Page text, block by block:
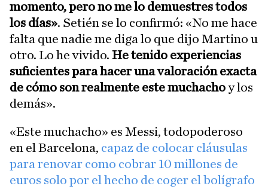
momento, pero no me lo demuestres todos
los días». Setién se lo confirmó: «No me hace
falta que nadie me diga lo que dijo Martino u
otro. Lo he vivido. He tenido experiencias
suficientes para hacer una valoración exacta
de cómo son realmente este muchachoy los
demás».
«Este muchacho» es Messi, todopoderoso
en el Barcelona, capaz de colocar cláusulas
para renovar como cobrar 10 millones de
euros solo por el hecho de coger el bolígrafo